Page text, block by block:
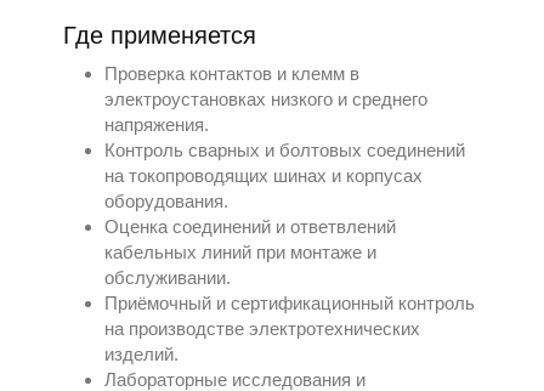
Где применяется
Проверка контактов и клемм в
электроустановках низкого и среднего
напряжения.
Контроль сварных и болтовых соединений
на токопроводящих шинах и корпусах
оборудования.
Оценка соединений и ответвлений
кабельных линий при монтаже и
обслуживании.
Приёмочный и сертификационный контроль
на производстве электротехнических
изделий.
Лабораторные исследования и